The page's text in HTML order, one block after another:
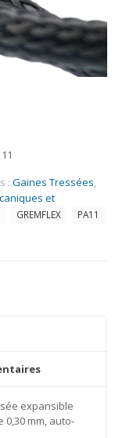
: Gaines Tressées
et
GREMFLEX
PA11
expansible
mm, auto-